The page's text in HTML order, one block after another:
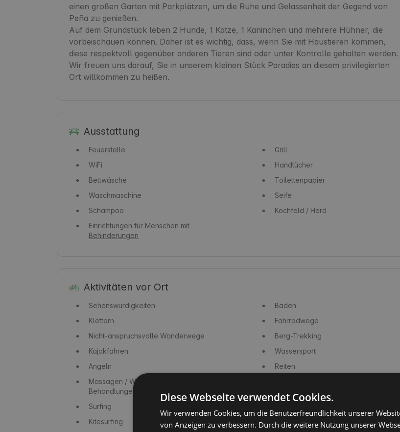
einen großen Garten mit Parkplätzen, um die Ruhe und Gelassenheit der Gegend von
Peña zu genießen.
Auf dem Grundstück leben 2 Hunde, 1 Katze, 1 Kaninchen und mehrere Hühner, die
vorbeischauen können. Daher ist es wichtig, dass, wenn Sie mit Haustieren kommen,
diese respektvoll gegenüber anderen Tieren sind oder unter Kontrolle gehalten werden.
Wir freuen uns darauf, Sie in unserem kleinen Stück Paradies an diesem privilegierten
Ort willkommen zu heißen.
Ausstattung
Feuerstelle
Grill
WiFi
Handtücher
Bettwäsche
Toilettenpapier
Waschmaschine
Seife
Schampoo
Kochfeld / Herd
Einrichtungen für Menschen mit
Behinderungen
Aktivitäten vor Ort
Sehenswürdigkeiten
Baden
Klettern
Fahrradwege
Nicht-anspruchsvolle Wanderwege
Berg-Trekking
Kajakfahren
Wassersport
Angeln
Reiten
Massagen / Wellness-
Behandlungen
Surfing
Kitesurfing
Pilze sammeln
Diese Webseite verwendet Cookies.
Wir verwenden Cookies, um die Benutzerfreundlichkeit unserer
von Anzeigen zu verbessern. Durch die weitere Nutzung unserer